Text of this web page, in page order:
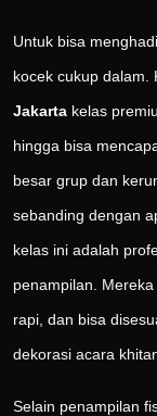
Untuk bisa
kocek cukup dalam.
Jakarta kelas
hingga bisa
besar grup dan
sebanding dengan
kelas ini adalah
penampilan.
rapi, dan bisa
dekorasi acara
Selain penampilan